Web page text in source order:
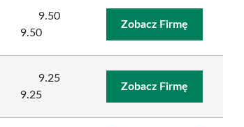
9.50
9.50
Zobacz Firmę
9.25
9.25
Zobacz Firmę